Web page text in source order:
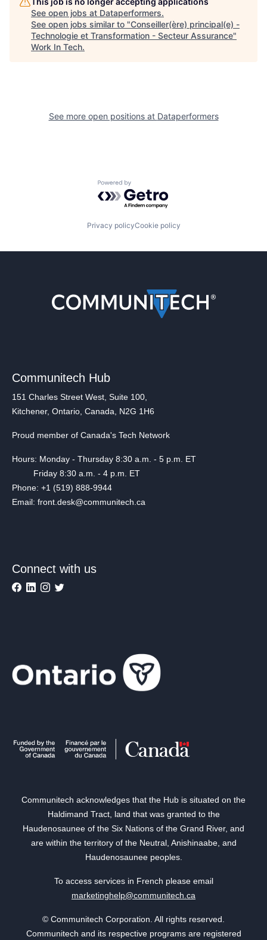
See open jobs at Dataperformers.
See open jobs similar to "Conseiller(ère) principal(e) -
Technologie et Transformation - Secteur Assurance"
Work In Tech.
See more open positions at Dataperformers
Powered by Getro.com
Privacy policyCookie policy
Communitech Hub
151 Charles Street West, Suite 100,
Kitchener, Ontario, Canada, N2G 1H6
Proud member of Canada's Tech Network
Hours: Monday - Thursday 8:30 a.m. - 5 p.m. ET
Friday 8:30 a.m. - 4 p.m. ET
Phone: +1 (519) 888-9944
Email: front.desk@communitech.ca
Connect with us
Communitech acknowledges that the Hub is situated on the
Haldimand Tract, land that was granted to the
Haudenosaunee of the Six Nations of the Grand River, and
are within the territory of the Neutral, Anishinaabe, and
Haudenosaunee peoples.
To access services in French please email
marketinghelp@communitech.ca
© Communitech Corporation. All rights reserved.
Communitech and its respective programs are registered